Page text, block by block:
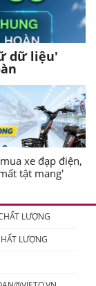
dữ liệu'
xe đạp điện,
tật mang'
LƯỢNG
LƯỢNG